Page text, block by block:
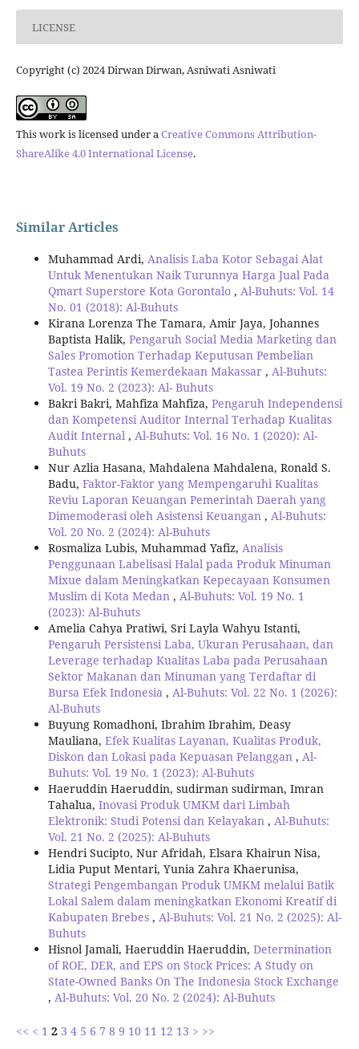
LICENSE
Copyright (c) 2024 Dirwan Dirwan, Asniwati Asniwati
This work is licensed under aCreative Commons Attribution-
ShareAlike 4.0 International License.
Similar Articles
Muhammad Ardi, Analisis Laba Kotor Sebagai Alat
Untuk Menentukan Naik Turunnya Harga Jual Pada
Qmart Superstore Kota Gorontalo , Al-Buhuts: Vol. 14
No. 01 (2018): Al-Buhuts
Kirana Lorenza The Tamara, Amir Jaya, Johannes
Baptista Halik, Pengaruh Social Media Marketing dan
Sales Promotion Terhadap Keputusan Pembelian
Tastea Perintis Kemerdekaan Makassar , Al-Buhuts:
Vol. 19 No. 2 (2023): Al- Buhuts
Bakri Bakri, Mahfiza Mahfiza, Pengaruh Independensi
dan Kompetensi Auditor Internal Terhadap Kualitas
Audit Internal , Al-Buhuts: Vol. 16 No. 1 (2020): Al-
Buhuts
Nur Azlia Hasana, Mahdalena Mahdalena, Ronald S.
Badu, Faktor-Faktor yang Mempengaruhi Kualitas
Reviu Laporan Keuangan Pemerintah Daerah yang
Dimemoderasi oleh Asistensi Keuangan , Al-Buhuts:
Vol. 20 No. 2 (2024): Al-Buhuts
Rosmaliza Lubis, Muhammad Yafiz, Analisis
Penggunaan Labelisasi Halal pada Produk Minuman
Mixue dalam Meningkatkan Kepecayaan Konsumen
Muslim di Kota Medan , Al-Buhuts: Vol. 19 No. 1
(2023): Al-Buhuts
Amelia Cahya Pratiwi, Sri Layla Wahyu Istanti,
Pengaruh Persistensi Laba, Ukuran Perusahaan, dan
Leverage terhadap Kualitas Laba pada Perusahaan
Sektor Makanan dan Minuman yang Terdaftar di
Bursa Efek Indonesia , Al-Buhuts: Vol. 22 No. 1 (2026):
Al-Buhuts
Buyung Romadhoni, Ibrahim Ibrahim, Deasy
Mauliana, Efek Kualitas Layanan, Kualitas Produk,
Diskon dan Lokasi pada Kepuasan Pelanggan , Al-
Buhuts: Vol. 19 No. 1 (2023): Al-Buhuts
Haeruddin Haeruddin, sudirman sudirman, Imran
Tahalua, Inovasi Produk UMKM dari Limbah
Elektronik: Studi Potensi dan Kelayakan , Al-Buhuts:
Vol. 21 No. 2 (2025): Al-Buhuts
Hendri Sucipto, Nur Afridah, Elsara Khairun Nisa,
Lidia Puput Mentari, Yunia Zahra Khaerunisa,
Strategi Pengembangan Produk UMKM melalui Batik
Lokal Salem dalam meningkatkan Ekonomi Kreatif di
Kabupaten Brebes , Al-Buhuts: Vol. 21 No. 2 (2025): Al-
Buhuts
Hisnol Jamali, Haeruddin Haeruddin, Determination
of ROE, DER, and EPS on Stock Prices: A Study on
State-Owned Banks On The Indonesia Stock Exchange
, Al-Buhuts: Vol. 20 No. 2 (2024): Al-Buhuts
<< < 1 2 3 4 5 6 7 8 9 10 11 12 13 > >>